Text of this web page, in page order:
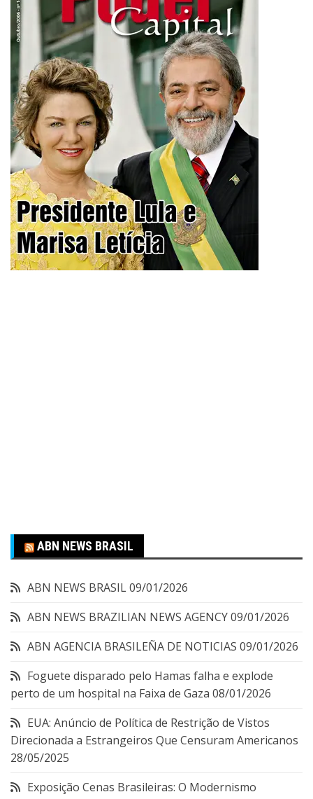
ABN NEWS BRASIL
ABN NEWS BRASIL09/01/2026
ABN NEWS BRAZILIAN NEWS AGENCY09/01/2026
ABN AGENCIA BRASILEÑA DE NOTICIAS 09/01/2026
Foguete disparado pelo Hamas falha e explode
perto de um hospital na Faixa de Gaza 08/01/2026
EUA: Anúncio de Política de Restrição de Vistos
Direcionada a Estrangeiros Que Censuram Americanos
28/05/2025
Exposição Cenas Brasileiras: O Modernismo